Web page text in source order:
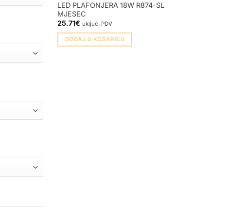
LED PLAFONJERA 18W R874-SL
MJESEC
25.71€ uključ. PDV
DODAJ U KOŠARICU